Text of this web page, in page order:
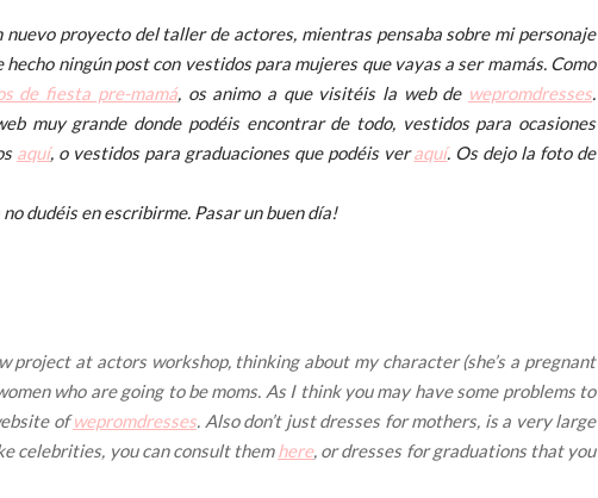
proyecto del taller de actores, mientras pensaba sobre mi personaje
ningún post con vestidos para mujeres que vayas a ser mamás. Como
de fiesta pre-mamá, os animo a que visitéis la web de wepromdresses.
muy grande donde podéis encontrar de todo, vestidos para ocasiones
aquí, o vestidos para graduaciones que podéis veraquí. Os dejo la foto de
dudéis en escribirme. Pasar un buen día!
project at actors workshop, thinking about my character (she’s a pregnant
who are going to be moms. As I think you may have some problems to
ofwepromdresses. Also don’t just dresses for mothers, is a very large
celebrities, you can consult themhere, or dresses for graduations that you